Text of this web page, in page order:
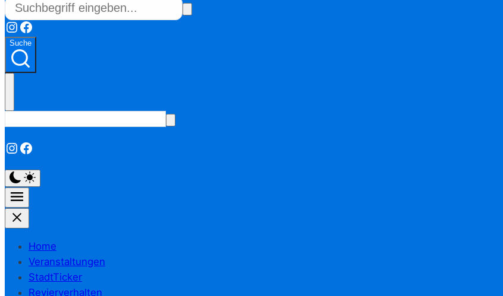
Instagram
Facebook
Suche
Instagram
Facebook
Home
Veranstaltungen
StadtTicker
Revierverhalten